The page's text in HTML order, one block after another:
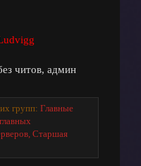
читов, админ
групп: Главные
Старшая